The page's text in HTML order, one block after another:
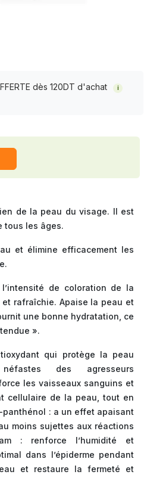
dès 120DT d'achat i
de la peau du visage. Il est
tous les âges.
et élimine efficacement les
l’intensité de coloration de la
rafraîchie. Apaise la peau et
une bonne hydratation, ce
».
qui protège la peau
des agresseurs
les vaisseaux sanguins et
cellulaire de la peau, tout en
panthénol : a un effet apaisant
moins sujettes aux réactions
: renforce l’humidité et
dans l’épiderme pendant
et restaure la fermeté et